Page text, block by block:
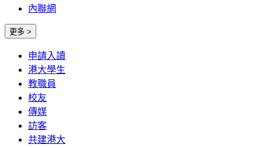
內聯網
更多 >
申請入讀
港大學生
教職員
校友
傳媒
訪客
共建港大